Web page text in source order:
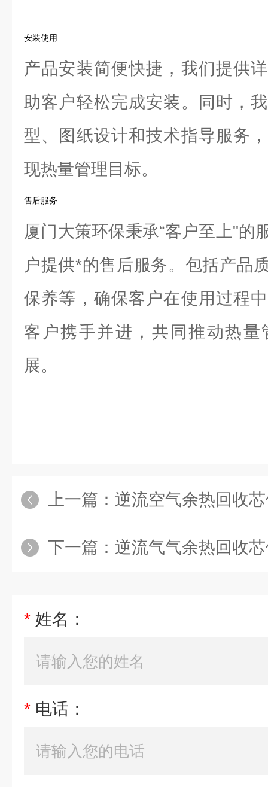
安装使用
产品安装简便快捷，我们提供
助客户轻松完成安装。同时，
型、图纸设计和技术指导服务
现热量管理目标。
售后服务
厦门大策环保秉承“客户至上"的
户提供*的售后服务。包括产品
保养等，确保客户在使用过程
客户携手并进，共同推动热
展。
上一篇： 逆流空气余热回收
下一篇： 逆流气气余热回收
* 姓名：
* 电话：